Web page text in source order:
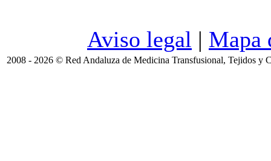
Aviso legal | Mapa
2008 - 2026 © Red Andaluza de Medicina Transfusional, Tejidos y